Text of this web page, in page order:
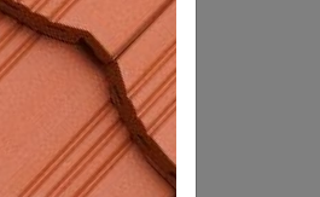
ezek a a